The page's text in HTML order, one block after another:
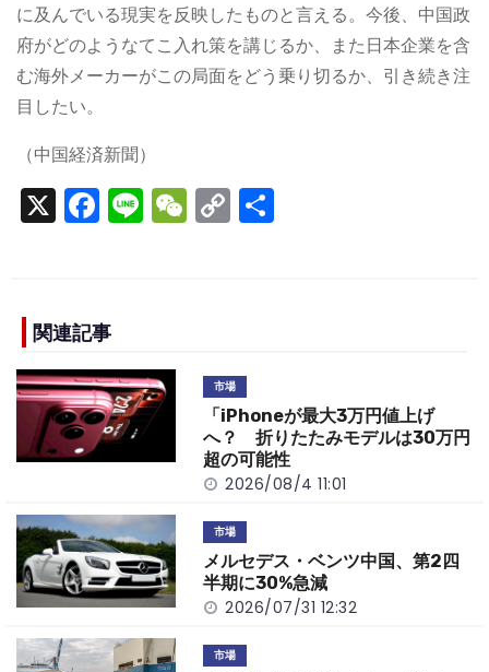
に及んでいる現実を反映したものと言える。今後、中国政
府がどのようなてこ入れ策を講じるか、また日本企業を含
む海外メーカーがこの局面をどう乗り切るか、引き続き注
目したい。
（中国経済新聞）
X F
a
e
b
o
o
k
Li
n
W
e
C
o
n
k
関連記事
市場
「iPhoneが最大3万円値上げ
へ？ 折りたたみモデルは30万円
超の可能性
2026/08/4 11:01
市場
メルセデス・ベンツ中国、第2四
半期に30%急減
2026/07/31 12:32
市場